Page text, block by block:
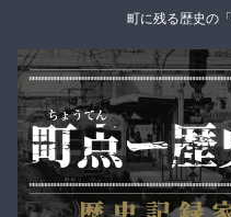
町に残る歴史の